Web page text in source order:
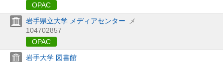
OPAC
岩手県立大学 メディアセンター
メ
104702857
OPAC
岩手大学 図書館